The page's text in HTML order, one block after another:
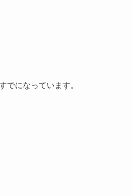
でになっています。